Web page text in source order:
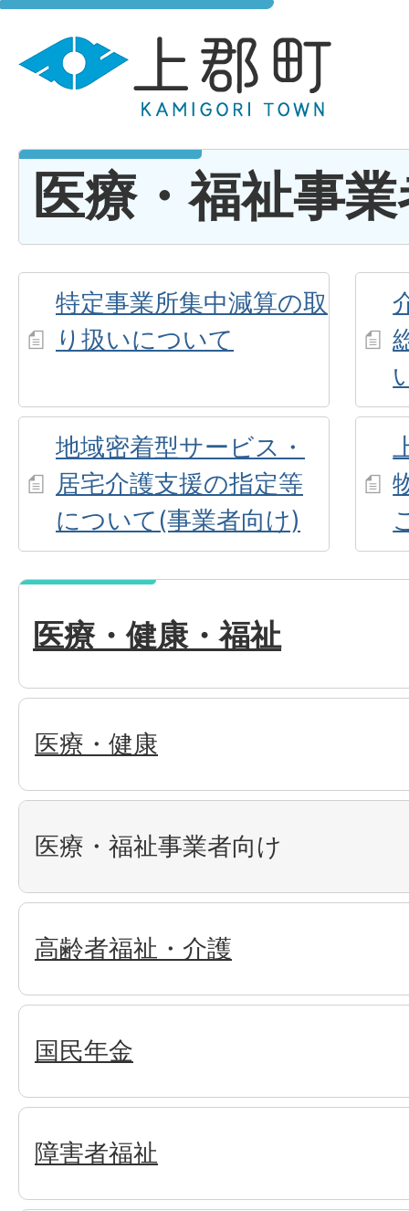
医療・福祉事
特定事業所集中減算の取
り扱いについて
地域密着型サービス・
居宅介護支援の指定等
について(事業者向け)
医療・健康・福祉
医療・健康
医療・福祉事業者向け
高齢者福祉・介護
国民年金
障害者福祉